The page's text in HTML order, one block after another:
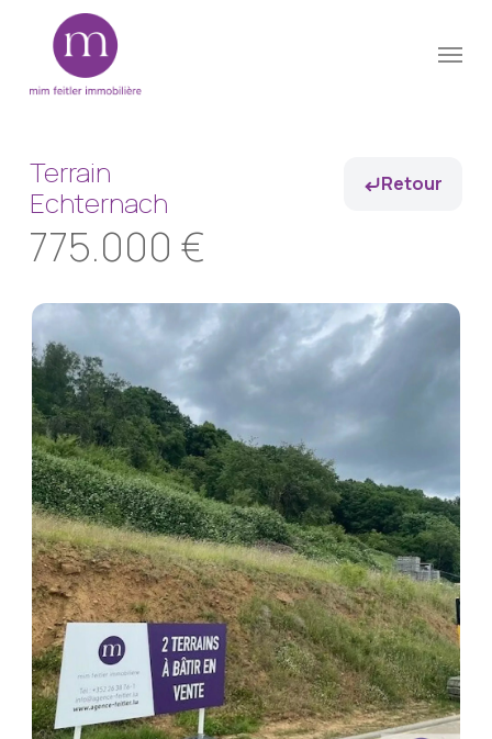
Menu
Terrain
Echternach
775.000 €
Retour
Close